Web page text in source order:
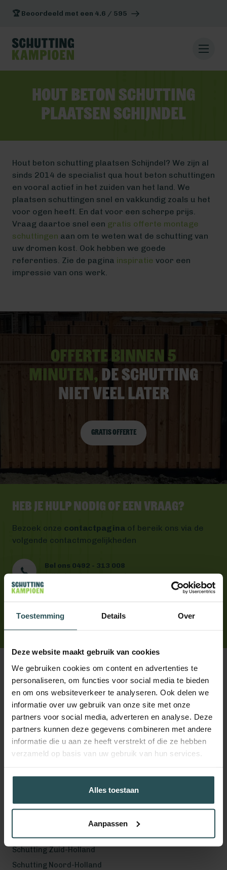
Toestemming Details Over
Deze website maakt gebruik van cookies
We gebruiken cookies om content en advertenties te
personaliseren, om functies voor social media te bieden
en om ons websiteverkeer te analyseren. Ook delen we
informatie over uw gebruik van onze site met onze
partners voor social media, adverteren en analyse. Deze
partners kunnen deze gegevens combineren met andere
informatie die u aan ze heeft verstrekt of die ze hebben
verzameld op basis van uw gebruik van hun services.
Alles toestaan
Aanpassen
🏆 Beoordeeld met een 4.6 / 595
Hout beton schutting
plaatsen Schijndel
Hout beton schutting plaatsen Schijndel? We zijn al
sinds 2014 de specialist qua hout beton schuttingen
en vooral actief in het zuiden van het land. We
plaatsen schuttingen snel en vakkundig zoals u het
voor ogen heeft. En dat voor een scherpe prijs.
Vraag daartoe snel een gratis offerte montage
schuttingen aan om te weten wat de schutting van
uw dromen kost. Ook hebben we goede
referenties. Zie de pagina inspiratie voor een
impressie van ons werk.
Offerte binnen 5
minuten, De schutting
niet veel later
Gratis offerte
Heb je hulp nodig of een vraag?
Bezoek onze contactpagina of bereik ons via de
volgende contactmogelijkheden
Bel ons 0492 - 313 008
Wij helpen je graag verder
App ons
Volg ons!
Werkgebied
Hout beton schutting plaatsen Helmond
Hout beton schutting plaatsen Vught
Hout beton schutting plaatsen Den Bosch
Hout beton schutting plaatsen Uden
Schutting Noord-Brabant
Schutting Zuid-Holland
Schutting Noord-Holland